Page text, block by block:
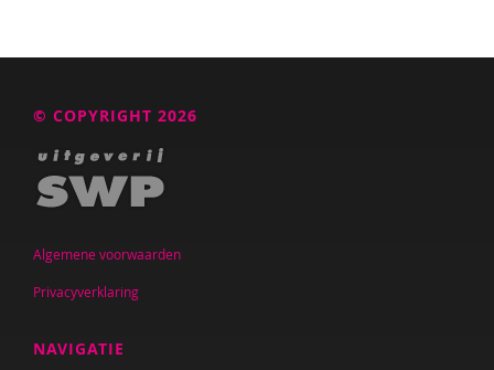
© COPYRIGHT 2026
Algemene voorwaarden
Privacyverklaring
NAVIGATIE